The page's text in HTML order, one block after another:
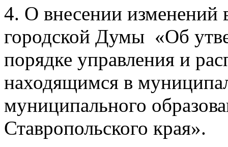
4. О внесении изменений
городской Думы «Об
порядке управления и
находящимся в
муниципального
Ставропольского края».